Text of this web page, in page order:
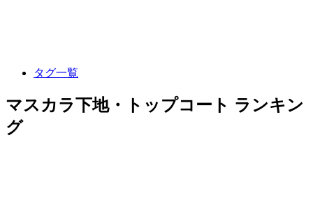
タグ一覧
マスカラ下地・トップコート ランキン
グ